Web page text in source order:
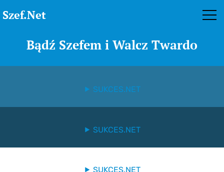
Szef.Net
Bądź Szefem i Walcz Twardo
SUKCES.NET
SUKCES.NET
SUKCES.NET